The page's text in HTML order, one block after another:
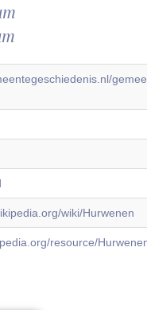
wiki/Hurwenen
resource/